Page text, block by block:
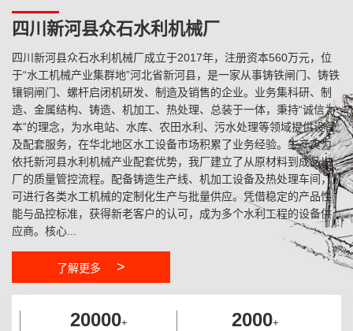
四川新河县众石水利机械厂
四川新河县众石水利机械厂成立于2017年，注册资本560万元，位
于“水工机械产业集群地”河北省新河县，是一家从事铸铁闸门、铸铁
镶铜闸门、螺杆启闭机研发、制造及销售的企业。业务集科研、制
造、金属结构、铸造、机加工、热处理、总装于一体，秉持“诚信为
本”的理念，为水电站、水库、农田水利、污水处理等领域提供设备
及配套服务，在华北地区水工设备市场积累了业务经验。生产实力
依托新河县水利机械产业配套优势，我厂建立了从原材料到成品出
厂的质量管控流程。配备铸造生产线、机加工设备及热处理车间，
可进行各类水工机械的定制化生产与批量供应。凭借稳定的产品性
能与品控标准，获得新老客户的认可，成为多个水利工程的设备供
应商。核心...
了解更多 >
20000+
2000+